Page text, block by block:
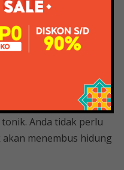
mudah untuk
pada kulit wajah.
sama, wanginya
memiliki aroma
saat dioleskan ke
Anda tidak perlu
menembus hidung